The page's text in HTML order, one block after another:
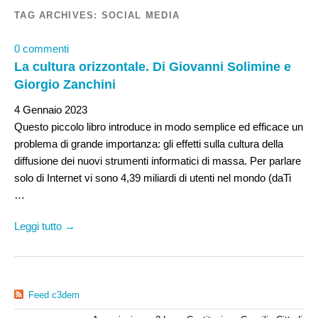
TAG ARCHIVES: SOCIAL MEDIA
0 commenti
La cultura orizzontale. Di Giovanni Solimine e
Giorgio Zanchini
4 Gennaio 2023
Questo piccolo libro introduce in modo semplice ed efficace un
problema di grande importanza: gli effetti sulla cultura della
diffusione dei nuovi strumenti informatici di massa. Per parlare
solo di Internet vi sono 4,39 miliardi di utenti nel mondo (daTi
…
Leggi tutto →
Feed c3dem